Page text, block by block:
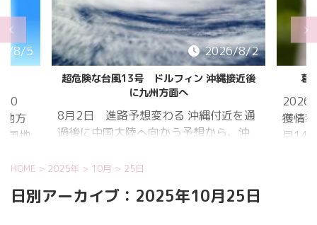
8/5
20
方
国地
地
2026/8/2
超危険な台風13号 ドルフィン 沖縄接近後
に九州方面へ
8月2日 進路予想変わる 沖縄付近を通
過後に中国大陸へ向かう予想から、沖
リカ海洋大気
ヨーロッパ中
葛
2026
獲情
月14
HOME > 2025年 > 10月 > 25日
日別アーカイブ：2025年10月25日